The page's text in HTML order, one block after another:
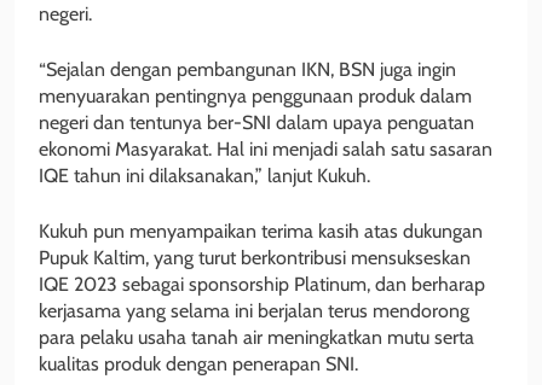
negeri.
“Sejalan dengan pembangunan IKN, BSN juga ingin
menyuarakan pentingnya penggunaan produk dalam
negeri dan tentunya ber-SNI dalam upaya penguatan
ekonomi Masyarakat. Hal ini menjadi salah satu sasaran
IQE tahun ini dilaksanakan,” lanjut Kukuh.
Kukuh pun menyampaikan terima kasih atas dukungan
Pupuk Kaltim, yang turut berkontribusi mensukseskan
IQE 2023 sebagai sponsorship Platinum, dan berharap
kerjasama yang selama ini berjalan terus mendorong
para pelaku usaha tanah air meningkatkan mutu serta
kualitas produk dengan penerapan SNI.